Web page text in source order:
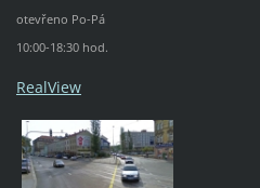
otevřeno Po-Pá
10:00-18:30 hod.
RealView